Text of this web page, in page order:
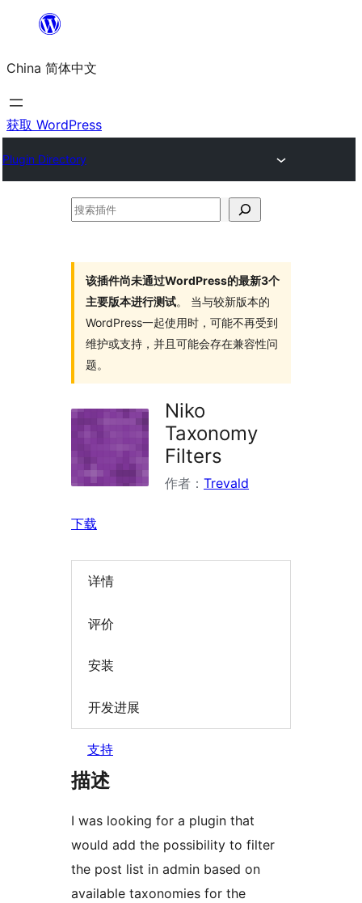
内
容
China 简体中文
获取 WordPress
Plugin Directory
搜
该插件尚未通过WordPress的最新3个
主要版本进行测试。 当与较新版本的
WordPress一起使用时，可能不再受到
维护或支持，并且可能会存在兼容性问
题。
Niko
Taxonomy
Filters
作者： Trevald
下载
详情
评价
安装
开发进展
支持
描述
I was looking for a plugin that
would add the possibility to filter
the post list in admin based on
available taxonomies for the